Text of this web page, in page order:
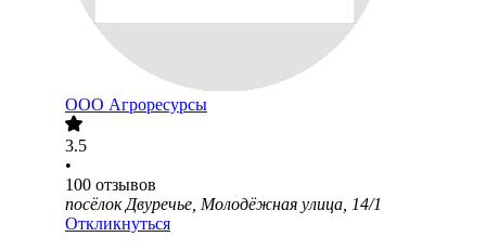
ООО Агроресурсы
3.5
•
100 отзывов
посёлок Двуречье, Молодёжная улица, 14/1
Откликнуться